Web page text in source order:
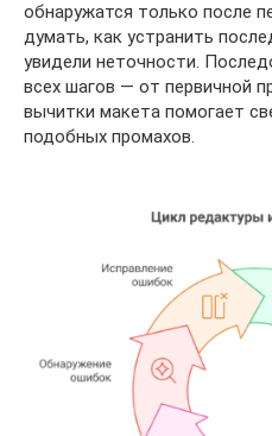
обнаружатся только после
думать, как устранить
увидели неточности.
всех шагов — от первичной
вычитки макета помогает
подобных промахов.